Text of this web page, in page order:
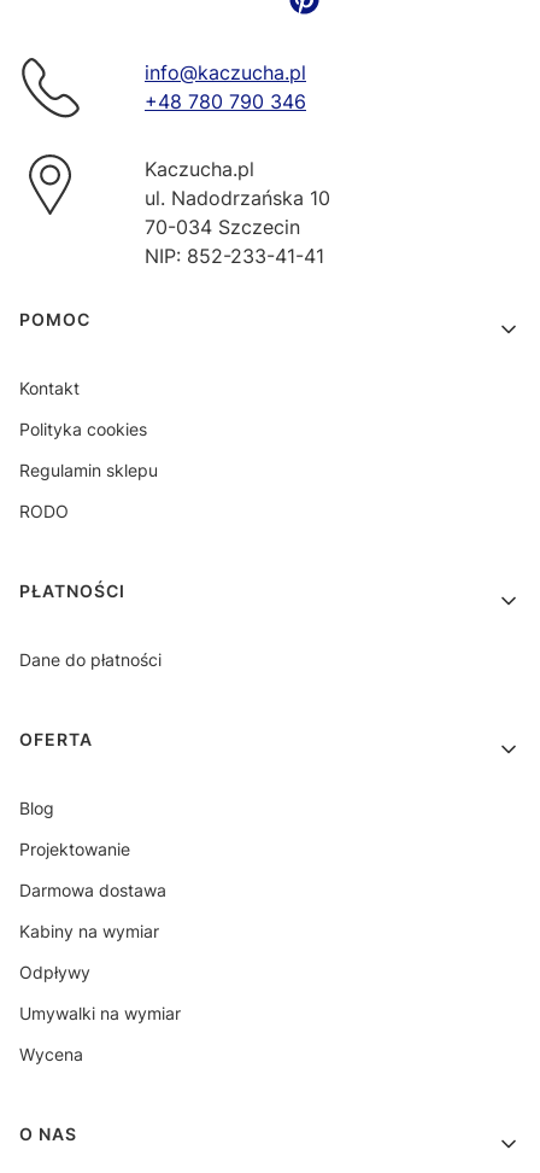
info@kaczucha.pl
+48 780 790 346
Kaczucha.pl
ul. Nadodrzańska 10
70-034 Szczecin
NIP: 852-233-41-41
Linki w stopce
POMOC
Kontakt
Polityka cookies
Regulamin sklepu
RODO
PŁATNOŚCI
Dane do płatności
OFERTA
Blog
Projektowanie
Darmowa dostawa
Kabiny na wymiar
Odpływy
Umywalki na wymiar
Wycena
O NAS